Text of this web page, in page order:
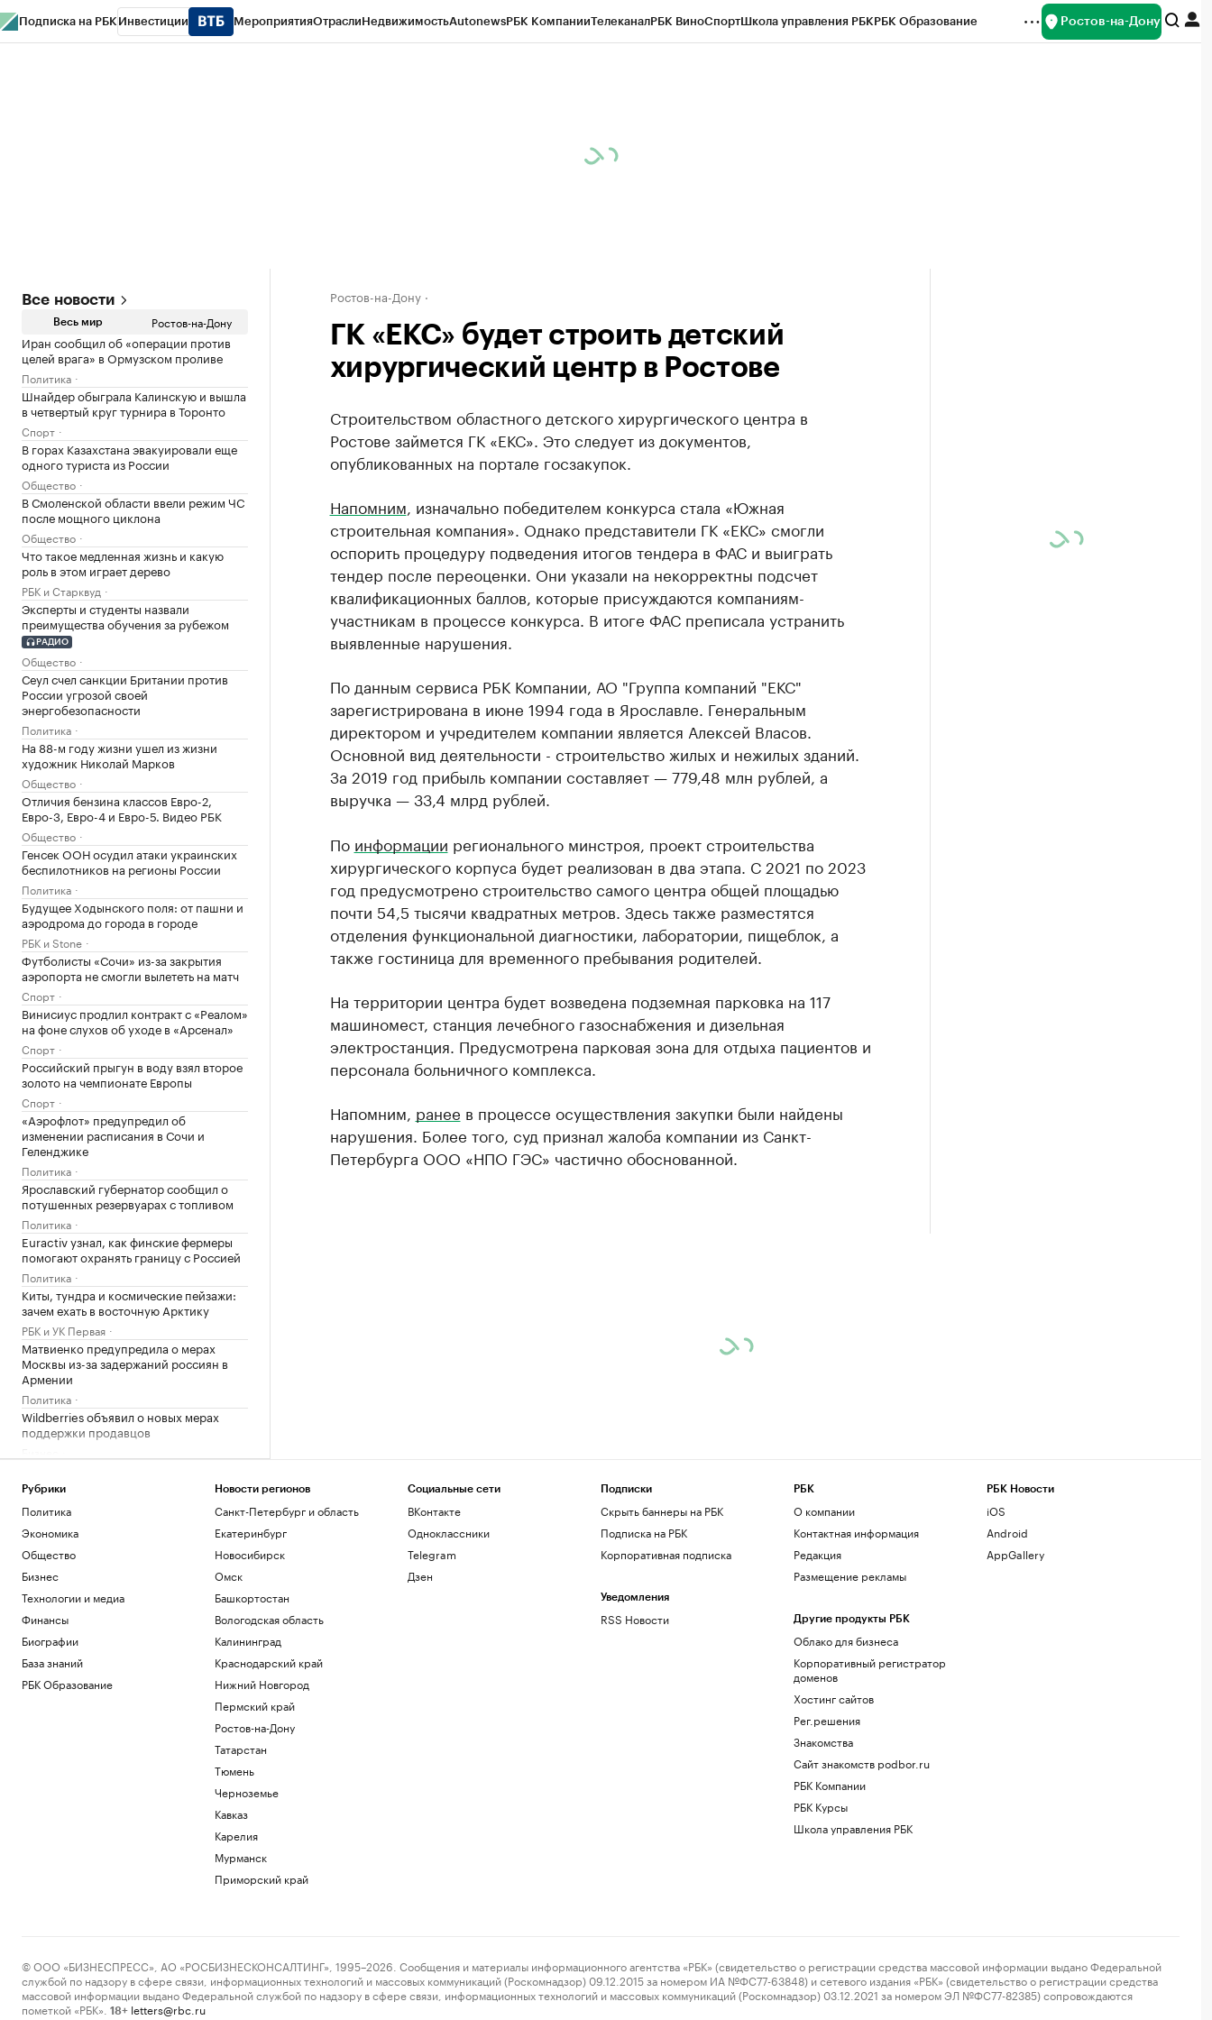
Подписка на РБК Инвестиции МероприятияОтраслиНедвижимостьAutonewsРБК КомпанииТелеканалРБК ВиноСпортШкола управления РБКРБК Образование Ростов-на-Дону
Все новости
Весь мир Ростов-на-Дону
Иран сообщил об «операции против
целей врага» в Ормузском проливе
Политика
Шнайдер обыграла Калинскую и вышла
в четвертый круг турнира в Торонто
Спорт
В горах Казахстана эвакуировали еще
одного туриста из России
Общество
В Смоленской области ввели режим ЧС
после мощного циклона
Общество
Что такое медленная жизнь и какую
роль в этом играет дерево
РБК и Старквуд
Эксперты и студенты назвали
преимущества обучения за рубежом
РАДИО
Общество
Сеул счел санкции Британии против
России угрозой своей
энергобезопасности
Политика
На 88-м году жизни ушел из жизни
художник Николай Марков
Общество
Отличия бензина классов Евро-2,
Евро-3, Евро-4 и Евро-5. Видео РБК
Общество
Генсек ООН осудил атаки украинских
беспилотников на регионы России
Политика
Будущее Ходынского поля: от пашни и
аэродрома до города в городе
РБК и Stone
Футболисты «Сочи» из-за закрытия
аэропорта не смогли вылететь на матч
Спорт
Винисиус продлил контракт с «Реалом»
на фоне слухов об уходе в «Арсенал»
Спорт
Российский прыгун в воду взял второе
золото на чемпионате Европы
Спорт
«Аэрофлот» предупредил об
изменении расписания в Сочи и
Геленджике
Политика
Ярославский губернатор сообщил о
потушенных резервуарах с топливом
Политика
Euractiv узнал, как финские фермеры
помогают охранять границу с Россией
Политика
Киты, тундра и космические пейзажи:
зачем ехать в восточную Арктику
РБК и УК Первая
Матвиенко предупредила о мерах
Москвы из-за задержаний россиян в
Армении
Политика
Wildberries объявил о новых мерах
поддержки продавцов
Ростов-на-Дону
ГК «ЕКС» будет строить детский
хирургический центр в Ростове
Строительством областного детского хирургического центра в
Ростове займется ГК «ЕКС». Это следует из документов,
опубликованных на портале госзакупок.
Напомним , изначально победителем конкурса стала «Южная
строительная компания». Однако представители ГК «ЕКС» смогли
оспорить процедуру подведения итогов тендера в ФАС и выиграть
тендер после переоценки. Они указали на некорректны подсчет
квалификационных баллов, которые присуждаются компаниям-
участникам в процессе конкурса. В итоге ФАС преписала устранить
выявленные нарушения.
По данным сервиса РБК Компании, АО "Группа компаний "ЕКС"
зарегистрирована в июне 1994 года в Ярославле. Генеральным
директором и учредителем компании является Алексей Власов.
Основной вид деятельности - строительство жилых и нежилых зданий.
За 2019 год прибыль компании составляет — 779,48 млн рублей, а
выручка — 33,4 млрд рублей.
По информации регионального минстроя, проект строительства
хирургического корпуса будет реализован в два этапа. С 2021 по 2023
год предусмотрено строительство самого центра общей площадью
почти 54,5 тысячи квадратных метров. Здесь также разместятся
отделения функциональной диагностики, лаборатории, пищеблок, а
также гостиница для временного пребывания родителей.
На территории центра будет возведена подземная парковка на 117
машиномест, станция лечебного газоснабжения и дизельная
электростанция. Предусмотрена парковая зона для отдыха пациентов и
персонала больничного комплекса.
Напомним, ранее в процессе осуществления закупки были найдены
нарушения. Более того, суд признал жалоба компании из Санкт-
Петербурга ООО «НПО ГЭС» частично обоснованной.
Рубрики
Политика
Экономика
Общество
Бизнес
Технологии и медиа
Финансы
Биографии
База знаний
РБК Образование
Новости регионов
Санкт-Петербург и область
Екатеринбург
Новосибирск
Омск
Башкортостан
Вологодская область
Калининград
Краснодарский край
Нижний Новгород
Пермский край
Ростов-на-Дону
Татарстан
Тюмень
Черноземье
Кавказ
Карелия
Мурманск
Приморский край
Социальные сети
ВКонтакте
Одноклассники
Telegram
Дзен
Подписки
Скрыть баннеры на РБК
Подписка на РБК
Корпоративная подписка
Уведомления
RSS Новости
РБК
О компании
Контактная информация
Редакция
Размещение рекламы
Другие продукты РБК
Облако для бизнеса
Корпоративный регистратор
доменов
Хостинг сайтов
Рег.решения
Знакомства
Сайт знакомств podbor.ru
РБК Компании
РБК Курсы
Школа управления РБК
РБК Новости
iOS
Android
AppGallery
© ООО «БИЗНЕСПРЕСС», АО «РОСБИЗНЕСКОНСАЛТИНГ», 1995–2026. Сообщения и материалы информационного агентства «РБК» (свидетельство о регистрации средства массовой информации выдано Федеральной
службой по надзору в сфере связи, информационных технологий и массовых коммуникаций (Роскомнадзор) 09.12.2015 за номером ИА №ФС77-63848) и сетевого издания «РБК» (свидетельство о регистрации средства
массовой информации выдано Федеральной службой по надзору в сфере связи, информационных технологий и массовых коммуникаций (Роскомнадзор) 03.12.2021 за номером ЭЛ №ФС77-82385) сопровождаются
пометкой «РБК».
18+ letters@rbc.ru